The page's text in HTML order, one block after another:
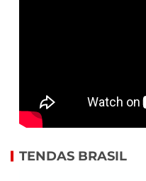
TENDAS BRASIL